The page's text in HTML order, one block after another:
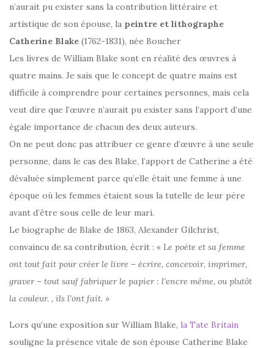
n’aurait pu exister sans la contribution littéraire et
artistique de son épouse, la peintre et lithographe
Catherine Blake (1762-1831), née Boucher
Les livres de William Blake sont en réalité des œuvres à
quatre mains. Je sais que le concept de quatre mains est
difficile à comprendre pour certaines personnes, mais cela
veut dire que l’œuvre n’aurait pu exister sans l’apport d’une
égale importance de chacun des deux auteurs.
On ne peut donc pas attribuer ce genre d’œuvre à une seule
personne, dans le cas des Blake, l’apport de Catherine a été
dévaluée simplement parce qu’elle était une femme à une
époque où les femmes étaient sous la tutelle de leur père
avant d’être sous celle de leur mari.
Le biographe de Blake de 1863, Alexander Gilchrist,
convaincu de sa contribution, écrit : « Le poète et sa femme
ont tout fait pour créer le livre – écrire, concevoir, imprimer,
graver – tout sauf fabriquer le papier : l’encre même, ou plutôt
la couleur. , ils l’ont fait. »
Lors qu’une exposition sur William Blake, la Tate Britain
souligne la présence vitale de son épouse Catherine Blake